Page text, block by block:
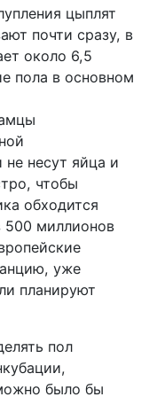
цыплят
почти сразу, в
около 6,5
пола в основном
несут яйца и
чтобы
обходится
500 миллионов
уже
планируют
пол
было бы